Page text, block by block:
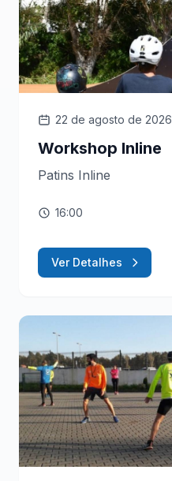
22 de agosto de 2026
Workshop Inline
Patins Inline
16:00
Ver Detalhes